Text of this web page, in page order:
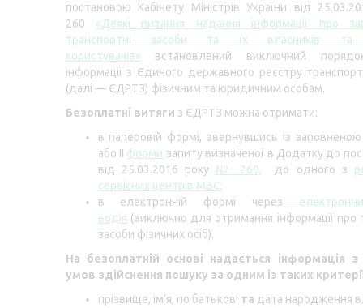
постановою Кабінету Міністрів України від
260 «Деякі питання надання інформації про
транспортні засоби та їх власників та
користувачів» встановлений виключний
інформації з Єдиного державного реєстру
(далі — ЄДРТЗ) фізичним та юридичним особам.
Безоплатні витяги з ЄДРТЗ можна отримати:
в паперовій формі, звернувшись із
або ІІ форми запиту визначеної в Додатку до
від 25.03.2016 року № 260, до одного з
сервісних центрів МВС;
в електронній формі через
водія (виключно для отримання інформації про
засоби фізичних осіб).
На безоплатній основі надається інформація
умов здійснення пошуку за одним із таких
прізвище, ім’я, по батькові та дата народження